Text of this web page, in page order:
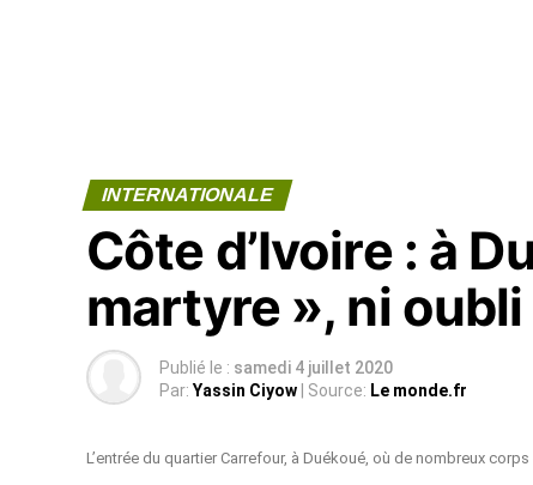
INTERNATIONALE
Côte d’Ivoire : à
martyre », ni
Publié le : samedi 4 juillet 2020
Par: Yassin Ciyow | Source: Le monde.fr
L’entrée du quartier Carrefour, à Duékoué, où de nombreux